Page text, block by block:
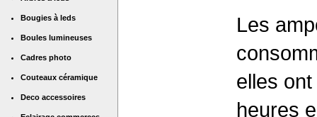
Bougies à leds
Boules lumineuses
Cadres photo
Couteaux céramique
Deco accessoires
Les
elles
heures